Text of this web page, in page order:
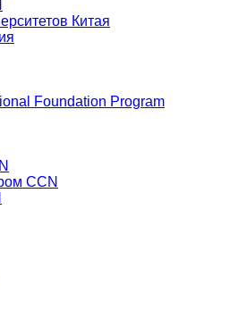
Китая
Foundation Program
CCN